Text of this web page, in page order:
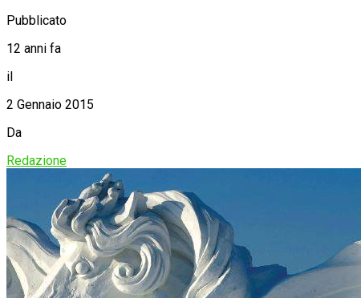
Pubblicato
12 anni fa
il
2 Gennaio 2015
Da
Redazione